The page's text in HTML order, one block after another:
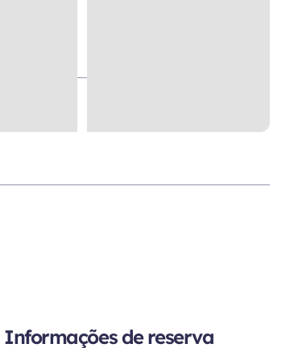
Informações de reserva